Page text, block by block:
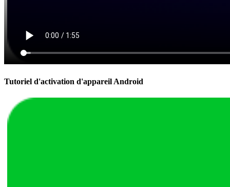
Tutoriel d'activation d'appareil Android